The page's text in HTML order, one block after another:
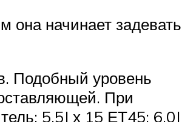
начинает задевать
Подобный уровень
При
5,5J х 15 ЕТ45; 6,0J